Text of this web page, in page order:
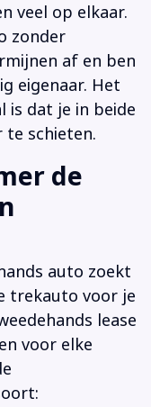
veel op elkaar.
zonder
af en ben
eigenaar. Het
is dat je in beide
schieten.
de
auto zoekt
trekauto voor je
lease
voor elke